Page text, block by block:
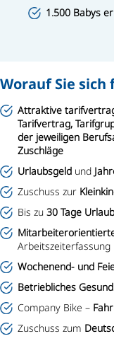
1.500 Babys
Worauf Sie
Attraktive
Tarifvertrag,
der jeweiligen
Zuschläge
Urlaubsgeld und
Zuschuss zur
Bis zu 30 Tage Urlaub
Arbeitszeiterfassung
Wochenend- und
Betriebliches
Company Bike –
Zuschuss zum